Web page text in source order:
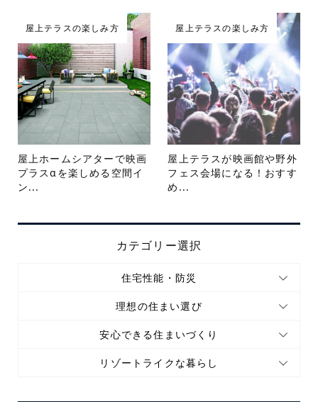
屋上テラスの楽しみ方
屋上ホームシアターで映画
プラスαを楽しめる空間イ
ン...
屋上テラスの楽しみ方
屋上テラスが映画館や野外
フェス会場になる！おすす
め...
カテゴリー選択
住宅性能・防災
理想の住まい選び
安心できる住まいづくり
リゾートライクな暮らし